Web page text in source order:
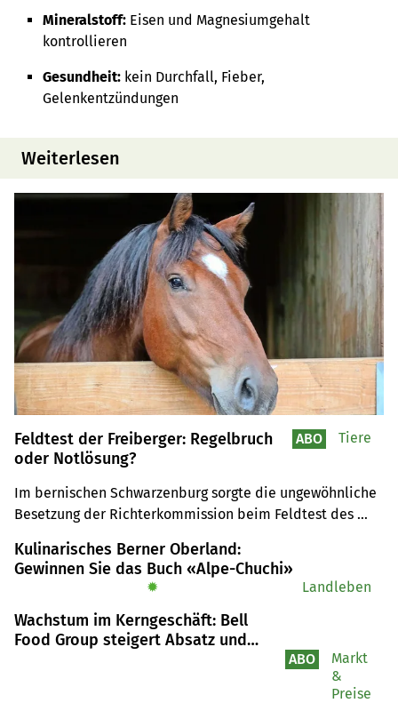
Mineralstoff: Eisen und Magnesiumgehalt
kontrollieren
Gesundheit: kein Durchfall, Fieber,
Gelenkentzündungen
Weiterlesen
Feldtest der Freiberger: Regelbruch
oder Notlösung?
Im bernischen Schwarzenburg sorgte die ungewöhnliche
Besetzung der Richterkommission beim Feldtest des
Verband spricht von einer Ausnahme.
ABO Tiere
Kulinarisches Berner Oberland:
Gewinnen Sie das Buch «Alpe-Chuchi»
✹ Landleben
Wachstum im Kerngeschäft: Bell
Food Group steigert Absatz und
ABO
Markt
&
Preise